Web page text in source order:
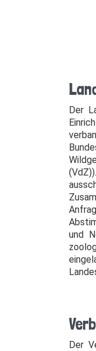
Der
und
Der